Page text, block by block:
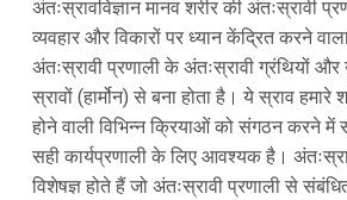
अंतःस्रावविज्ञान मानव शरीर की अंतःस्रावी
व्यवहार और विकारों पर ध्यान केंद्रित करने
अंतःस्रावी प्रणाली के अंतःस्रावी ग्रंथियों और
स्रावों (हार्मोन) से बना होता है। ये स्राव हमारे
होने वाली विभिन्न क्रियाओं को संगठन करने में
सही कार्यप्रणाली के लिए आवश्यक है।
विशेषज्ञ होते हैं जो अंतःस्रावी प्रणाली से